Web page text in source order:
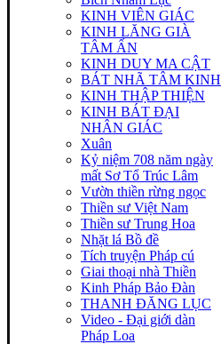
KINH VIÊN GIÁC
KINH LĂNG GIÀ
TÂM ẤN
KINH DUY MA CẬT
BÁT NHÃ TÂM KINH
KINH THẬP THIỆN
KINH BÁT ĐẠI
NHÂN GIÁC
Xuân
Kỷ niệm 708 năm ngày
mất Sơ Tổ Trúc Lâm
Vườn thiền rừng ngọc
Thiền sư Việt Nam
Thiền sư Trung Hoa
Nhặt lá Bồ đề
Tích truyện Pháp cú
Giai thoại nhà Thiền
Kinh Pháp Bảo Đàn
THANH ĐĂNG LỤC
Video - Đại giới dàn
Pháp Loa